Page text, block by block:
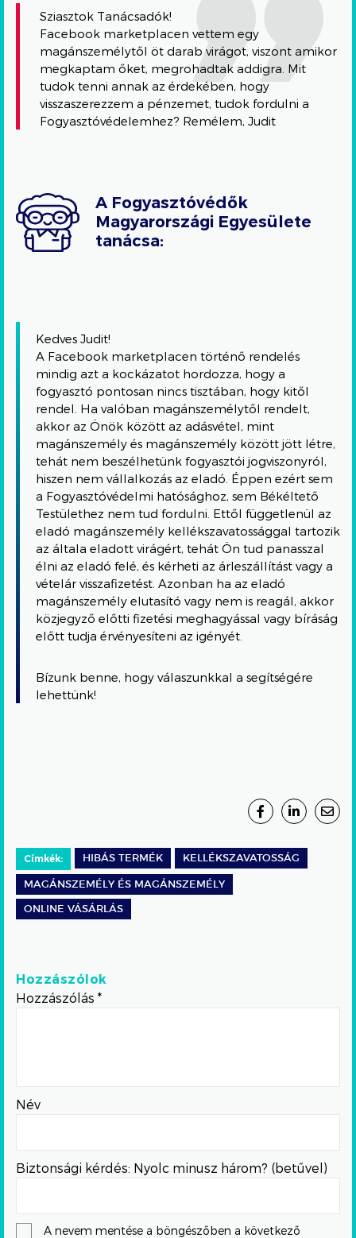
Sziasztok Tanácsadók!
Facebook marketplacen vettem egy
magánszemélytől öt darab virágot, viszont amikor
megkaptam őket, megrohadtak addigra. Mit
tudok tenni annak az érdekében, hogy
visszaszerezzem a pénzemet, tudok fordulni a
Fogyasztóvédelemhez? Remélem, Judit
A Fogyasztóvédők
Magyarországi Egyesülete
tanácsa:
Kedves Judit!
A Facebook marketplacen történő rendelés
mindig azt a kockázatot hordozza, hogy a
fogyasztó pontosan nincs tisztában, hogy kitől
rendel. Ha valóban magánszemélytől rendelt,
akkor az Önök között az adásvétel, mint
magánszemély és magánszemély között jött létre,
tehát nem beszélhetünk fogyasztói jogviszonyról,
hiszen nem vállalkozás az eladó. Éppen ezért sem
a Fogyasztóvédelmi hatósághoz, sem Békéltető
Testülethez nem tud fordulni. Ettől függetlenül az
eladó magánszemély kellékszavatossággal tartozik
az általa eladott virágért, tehát Ön tud panasszal
élni az eladó felé, és kérheti az árleszállítást vagy a
vételár visszafizetést. Azonban ha az eladó
magánszemély elutasító vagy nem is reagál, akkor
közjegyző előtti fizetési meghagyással vagy bíráság
előtt tudja érvényesíteni az igényét.
Bízunk benne, hogy válaszunkkal a segítségére
lehettünk!
Címkék: HIBÁS TERMÉK KELLÉKSZAVATOSSÁG
MAGÁNSZEMÉLY ÉS MAGÁNSZEMÉLY
ONLINE VÁSÁRLÁS
Hozzászólok
Hozzászólás *
Név
Biztonsági kérdés: Nyolc minusz három? (betűvel)
A nevem mentése a böngészőben a következő